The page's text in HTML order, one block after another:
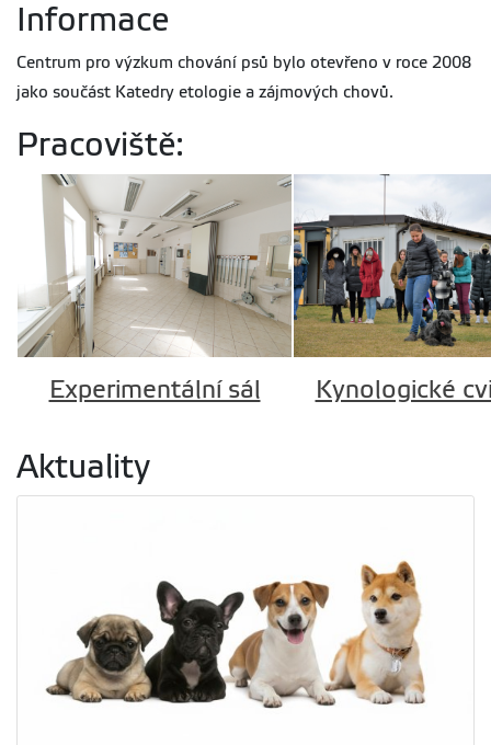
Informace
Centrum pro výzkum chování psů bylo otevřeno v roce 2008
jako součást Katedry etologie a zájmových chovů.
Pracoviště:
Experimentální sál Kynologické
Aktuality